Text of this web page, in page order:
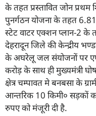
के तहत प्रस्तावित जोन प्रथम
पुनर्गठन योजना के तहत
स्टेट वाटर एक्शन प्लान-2
देहरादून जिले की केन्द्रीय
के अघरेलू जल संयोजनों पर
करोड़ के साथ ही मुख्यमंत्री
क्षेत्र चम्पावत मे बनबसा के
आन्तरिक 10 किमी० सड़कों
रुपए को मंजूरी दी है.